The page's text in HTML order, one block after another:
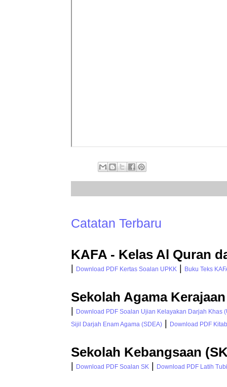
Catatan Terbaru
KAFA - Kelas Al Quran
Download PDF Kertas Soalan UPKK Buku Teks
Sekolah Agama
Download PDF Soalan Ujian Kelayakan Darjah Khas
Sijil Darjah Enam Agama (SDEA)
Download PDF
Sekolah Kebangsaan
Download PDF Soalan SK Download PDF Latih